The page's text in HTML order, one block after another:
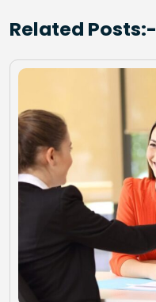
Related Posts:-